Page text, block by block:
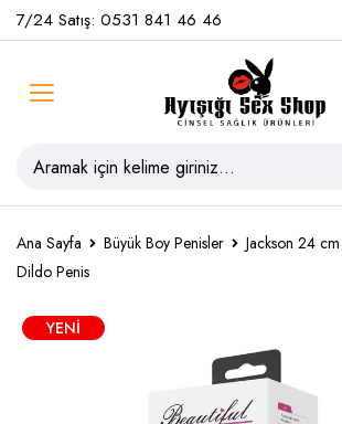
7/24 Satış: 0531 841 46 46
Ana Sayfa Büyük Boy Penisler
Jackson 24
Dildo Penis
YENI